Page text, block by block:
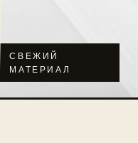
СВЕЖИЙ
МАТЕРИАЛ